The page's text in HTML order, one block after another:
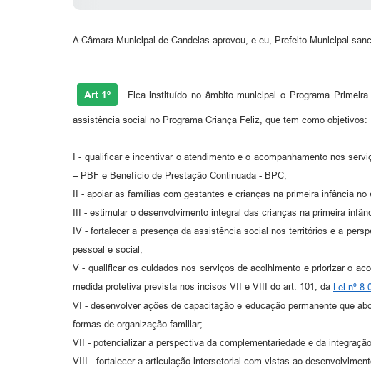
A Câmara Municipal de Candeias aprovou, e eu, Prefeito Municipal
Art 1º Fica instituído no âmbito municipal o Programa
assistência social no Programa Criança Feliz, que tem como objetivos:
I - qualificar e incentivar o atendimento e o acompanhamento nos
– PBF e Benefício de Prestação Continuada - BPC;
II - apoiar as famílias com gestantes e crianças na primeira infância
III - estimular o desenvolvimento integral das crianças na primeira
IV - fortalecer a presença da assistência social nos territórios e a
pessoal e social;
V - qualificar os cuidados nos serviços de acolhimento e priorizar o
medida protetiva prevista nos incisos VII e VIII do art. 101, da Lei nº
VI - desenvolver ações de capacitação e educação permanente que
formas de organização familiar;
VII - potencializar a perspectiva da complementariedade e da
VIII - fortalecer a articulação intersetorial com vistas ao